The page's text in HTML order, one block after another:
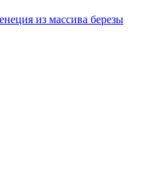
из массива березы